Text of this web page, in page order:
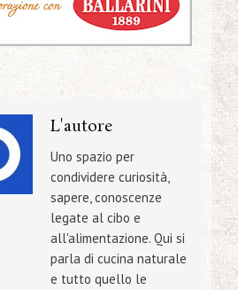
L'autore
Uno spazio per
condividere curiosità,
sapere, conoscenze
legate al cibo e
all'alimentazione. Qui si
parla di cucina naturale
e tutto quello le